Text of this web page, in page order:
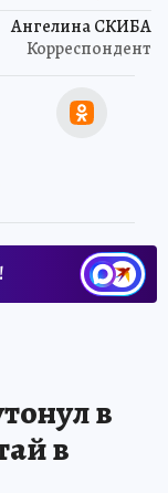
Ангелина СКИБА
Корреспондент
в
в